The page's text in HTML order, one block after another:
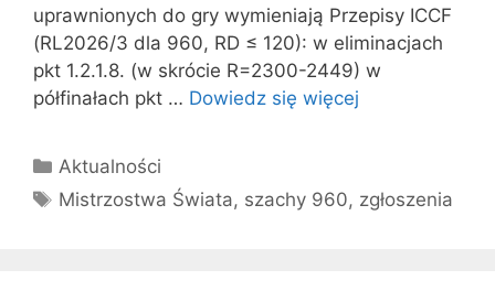
uprawnionych do gry wymieniają Przepisy ICCF
(RL2026/3 dla 960, RD ≤ 120): w eliminacjach
pkt 1.2.1.8. (w skrócie R=2300-2449) w
półfinałach pkt … Dowiedz się więcej
Kategorie
Aktualności
Tagi
Mistrzostwa Świata, szachy 960, zgłoszenia